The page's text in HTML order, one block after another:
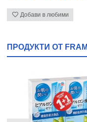
Добави в любими
ПРОДУКТИ ОТ